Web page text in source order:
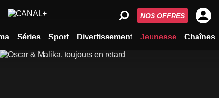
Séries Sport Divertissement Jeunesse Chaînes
NOS OFFRES